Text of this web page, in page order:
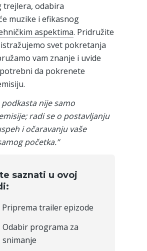
trejlera, odabira
muzike i efikasnog
aspektima. Pridružite
svet pokretanja
vam znanje i uvide
da pokrenete
podkasta nije samo
radi se o postavljanju
i očaravanju vaše
početka.”
saznati u ovoj
Priprema trailer epizode
Odabir programa za
snimanje